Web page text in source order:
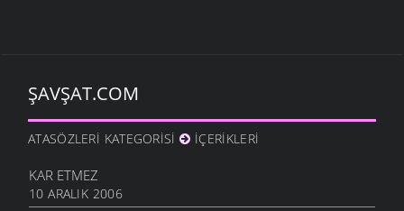
ŞAVŞAT.COM
ATASÖZLERI KATEGORISI İÇERIKLERI
KAR ETMEZ
10 ARALIK 2006